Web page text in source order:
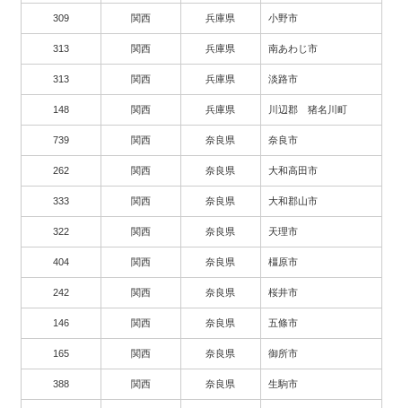
309 関西 兵庫県 小野市
313 関西 兵庫県 南あわじ市
313 関西 兵庫県 淡路市
148 関西 兵庫県 川辺郡 猪名川町
739 関西 奈良県 奈良市
262 関西 奈良県 大和高田市
333 関西 奈良県 大和郡山市
322 関西 奈良県 天理市
404 関西 奈良県 橿原市
242 関西 奈良県 桜井市
146 関西 奈良県 五條市
165 関西 奈良県 御所市
388 関西 奈良県 生駒市